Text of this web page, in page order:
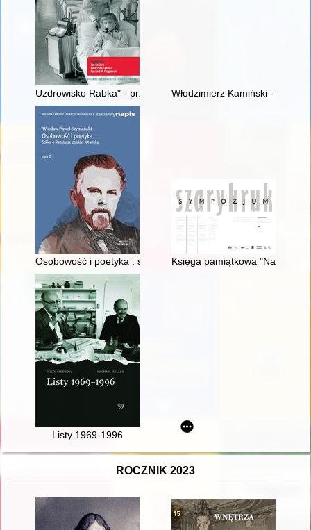
Uzdrowisko Rabka" - przedsiębiorstwo państwowe i spółka
Włodzimierz Kamiński -
Osobowość i poetyka : szkice o literaturze polskiej XX wieku.
Księga pamiątkowa "Na
Listy 1969-1996
ROCZNIK 2023